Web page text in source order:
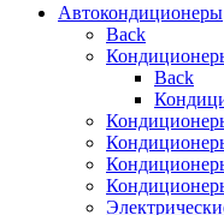
Автокондиционеры
Back
Back